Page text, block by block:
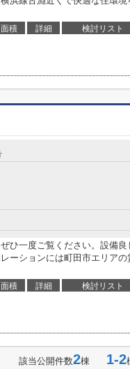
面積 詳細 検討リスト
ひ一度ご覧ください。設備良
ーションには町田市エリアの
面積 詳細 検討リスト
該当公開件数2棟 1-2